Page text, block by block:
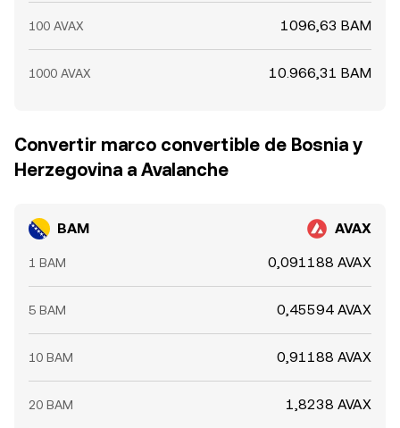
100 AVAX 1096,63 BAM
1000 AVAX 10.966,31 BAM
Convertir marco convertible de Bosnia y
Herzegovina a Avalanche
BAM AVAX
1 BAM 0,091188 AVAX
5 BAM 0,45594 AVAX
10 BAM 0,91188 AVAX
20 BAM 1,8238 AVAX